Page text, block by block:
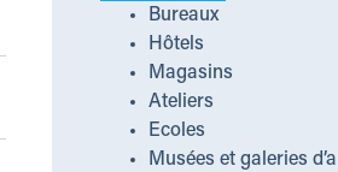
Bureaux
Hôtels
Magasins
Ateliers
Ecoles
Musées et galeries